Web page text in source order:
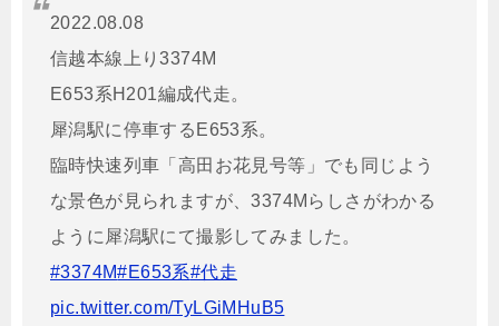
2022.08.08
信越本線上り3374M
E653系H201編成代走。
犀潟駅に停車するE653系。
臨時快速列車「高田お花見号等」でも同じよう
な景色が見られますが、3374Mらしさがわかる
ように犀潟駅にて撮影してみました。
#3374M#E653系#代走
pic.twitter.com/TyLGiMHuB5